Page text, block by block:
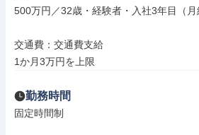
500万円／32歳・経験者・入社3年目（月
交通費：交通費支給
1か月3万円を上限
勤務時間
固定時間制